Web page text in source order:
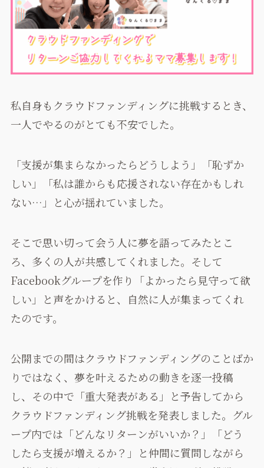
私自身もクラウドファンディングに挑戦するとき、
一人でやるのがとても不安でした。
「支援が集まらなかったらどうしよう」「恥ずか
しい」「私は誰からも応援されない存在かもしれ
ない…」と心が揺れていました。
そこで思い切って会う人に夢を語ってみたとこ
ろ、多くの人が共感してくれました。そして
Facebookグループを作り「よかったら見守って欲
しい」と声をかけると、自然に人が集まってくれ
たのです。
公開までの間はクラウドファンディングのことばか
りではなく、夢を叶えるための動きを逐一投稿
し、その中で「重大発表がある」と予告してから
クラウドファンディング挑戦を発表しました。グル
ープ内では「どんなリターンがいいか？」「どう
したら支援が増えるか？」と仲間に質問しながら